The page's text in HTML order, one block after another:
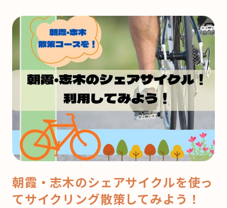
う
来
月
ク
マ
ス！
ど
こ
ケ
ー
朝霞・志木のシェアサイクルを使っ
てサイクリング散策してみよう！